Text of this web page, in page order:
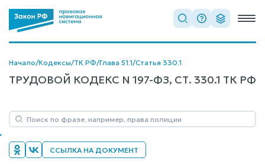
Начало/Кодексы/ТК РФ/Глава 51.1/Статья 330.1
ТРУДОВОЙ КОДЕКС N 197-ФЗ, СТ. 330.1 ТК РФ
ССЫЛКА НА ДОКУМЕНТ